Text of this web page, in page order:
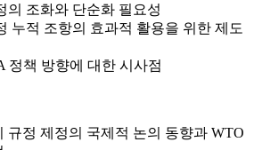
조화와 단순화 필요성
누적 조항의 효과적 활용을 위한 제도
정책 방향에 대한 시사점
규정 제정의 국제적 논의 동향과 WTO